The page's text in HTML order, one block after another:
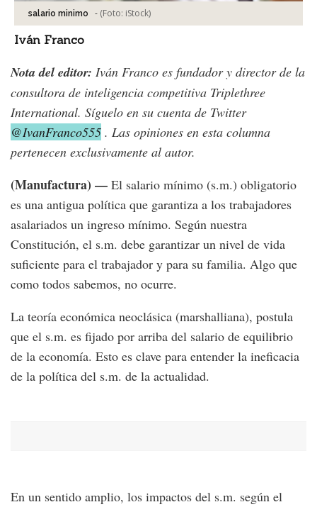
salario minimo - (Foto: iStock)
Iván Franco
Nota del editor: Iván Franco es fundador y director de la
consultora de inteligencia competitiva Triplethree
International. Síguelo en su cuenta de Twitter
@IvanFranco555 . Las opiniones en esta columna
pertenecen exclusivamente al autor.
(Manufactura) — El salario mínimo (s.m.) obligatorio
es una antigua política que garantiza a los trabajadores
asalariados un ingreso mínimo. Según nuestra
Constitución, el s.m. debe garantizar un nivel de vida
suficiente para el trabajador y para su familia. Algo que
como todos sabemos, no ocurre.
La teoría económica neoclásica (marshalliana), postula
que el s.m. es fijado por arriba del salario de equilibrio
de la economía. Esto es clave para entender la ineficacia
de la política del s.m. de la actualidad.
En un sentido amplio, los impactos del s.m. según el